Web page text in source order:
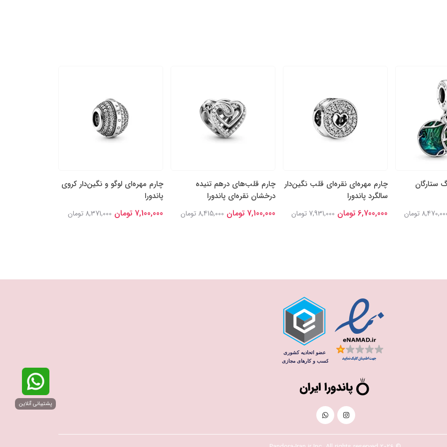
ستارگان
تومان
چارم مهره‌ای نقره‌ای قلب نگین‌دار
سالگرد پاندورا
6,700,000 تومان 7,931,000 تومان
چارم قلب‌های درهم تنیده
درخشان نقره‌ای پاندورا
7,100,000 تومان 8,415,000 تومان
چارم مهره‌ای لوگو و نگین‌دار کروی
پاندورا
7,100,000 تومان 8,371,000 تومان
پشتیبانی آنلاین